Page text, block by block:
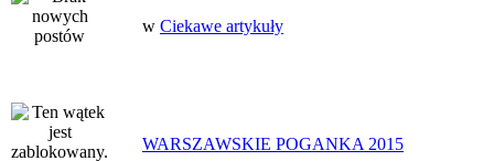
w Ciekawe artykuły
WARSZAWSKIE POGANKA 2015